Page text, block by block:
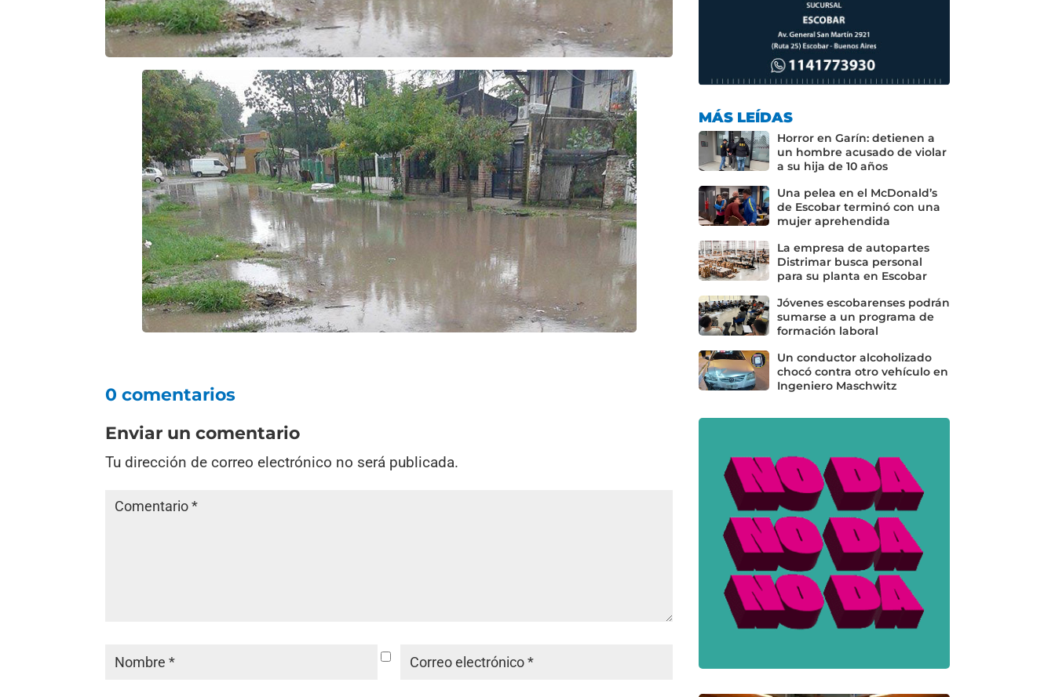
0 comentarios
Enviar un comentario
Tu dirección de correo electrónico no será publicada.
MÁS LEÍDAS
Horror en Garín: detienen a
un hombre acusado de violar
a su hija de 10 años
Una pelea en el McDonald’s
de Escobar terminó con una
mujer aprehendida
La empresa de autopartes
Distrimar busca personal
para su planta en Escobar
Jóvenes escobarenses podrán
sumarse a un programa de
formación laboral
Un conductor alcoholizado
chocó contra otro vehículo en
Ingeniero Maschwitz